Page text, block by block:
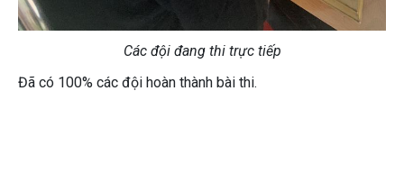
Các đội đang thi trực tiếp
Đã có 100% các đội hoàn thành bài thi.